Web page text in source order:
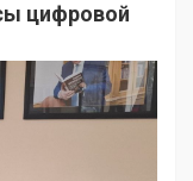
цифровой